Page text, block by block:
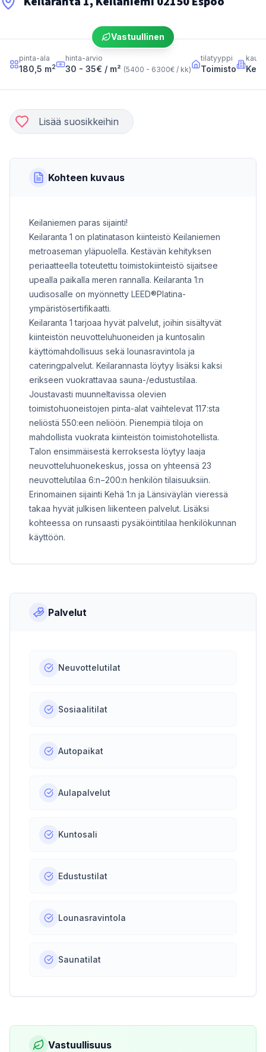
Vastuullinen
pinta-ala
180,5 m2
hinta-arvio
30 - 35€ / m² (5400 - 6300€ / kk)
tilatyyppi
Toimisto
Lisää suosikkeihin
Kohteen kuvaus
Keilaniemen paras sijainti!
Keilaranta 1 on platinatason kiinteistö Keilaniemen
metroaseman yläpuolella. Kestävän kehityksen
periaatteella toteutettu toimistokiinteistö sijaitsee
upealla paikalla meren rannalla. Keilaranta 1:n
uudisosalle on myönnetty LEED®Platina-
ympäristösertifikaatti.
Keilaranta 1 tarjoaa hyvät palvelut, joihin sisältyvät
kiinteistön neuvotteluhuoneiden ja kuntosalin
käyttömahdollisuus sekä lounasravintola ja
cateringpalvelut. Keilarannasta löytyy lisäksi kaksi
erikseen vuokrattavaa sauna-/edustustilaa.
Joustavasti muunneltavissa olevien
toimistohuoneistojen pinta-alat vaihtelevat 117:sta
neliöstä 550:een neliöön. Pienempiä tiloja on
mahdollista vuokrata kiinteistön toimistohotellista.
Talon ensimmäisestä kerroksesta löytyy laaja
neuvotteluhuonekeskus, jossa on yhteensä 23
neuvottelutilaa 6:n−200:n henkilön tilaisuuksiin.
Erinomainen sijainti Kehä 1:n ja Länsiväylän vieressä
takaa hyvät julkisen liikenteen palvelut. Lisäksi
kohteessa on runsaasti pysäköintitilaa henkilökunnan
käyttöön.
Palvelut
Neuvottelutilat
Sosiaalitilat
Autopaikat
Aulapalvelut
Kuntosali
Edustustilat
Lounasravintola
Saunatilat
Vastuullisuus